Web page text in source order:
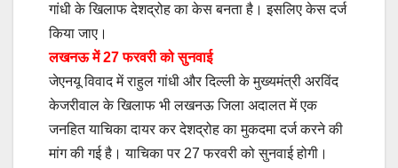
गांधी के खिलाफ देशद्रोह का केस बनता है। इसलिए केस दर्ज
किया जाए।
लखनऊ में 27 फरवरी को सुनवाई
जेएनयू विवाद में राहुल गांधी और दिल्ली के मुख्यमंत्री अरविंद
केजरीवाल के खिलाफ भी लखनऊ जिला अदालत में एक
जनहित याचिका दायर कर देशद्रोह का मुकदमा दर्ज करने की
मांग की गई है। याचिका पर 27 फरवरी को सुनवाई होगी।